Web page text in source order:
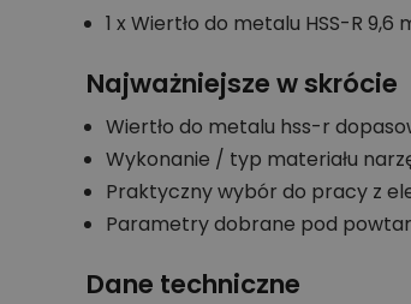
1 x Wiertło do metalu HSS-R 9,6
Najważniejsze w skrócie
Wiertło do metalu hss-r
Wykonanie / typ materiału
Praktyczny wybór do pracy z
Parametry dobrane pod
Dane techniczne